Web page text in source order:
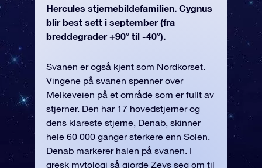
Hercules stjernebildefamilien. Cygnus
blir best sett i september (fra
breddegrader +90° til -40°).
Svanen er også kjent som Nordkorset.
Vingene på svanen spenner over
Melkeveien på et område som er fullt av
stjerner. Den har 17 hovedstjerner og
dens klareste stjerne, Denab, skinner
hele 60 000 ganger sterkere enn Solen.
Denab markerer halen på svanen. I
gresk mytologi så gjorde Zevs seg om til